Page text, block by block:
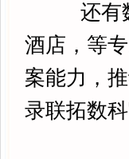
还有
酒店，等
案能力，
录联拓数科